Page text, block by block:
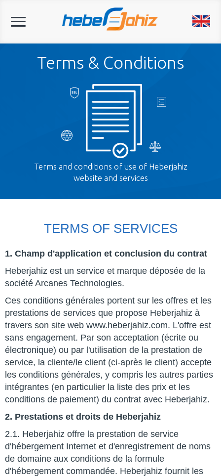
Toggle
Terms & Conditions
Terms and conditions of use of Heberjahiz
website and services
TERMS OF SERVICES
1. Champ d'application et conclusion du contrat
Heberjahiz est un service et marque déposée de la
société Arcanes Technologies.
Ces conditions générales portent sur les offres et les
prestations de services que propose Heberjahiz à
travers son site web www.heberjahiz.com. L'offre est
sans engagement. Par son acceptation (écrite ou
électronique) ou par l'utilisation de la prestation de
service, la cliente/le client (ci-après le client) accepte
les conditions générales, y compris les autres parties
intégrantes (en particulier la liste des prix et les
conditions de paiement) du contrat avec Heberjahiz.
2. Prestations et droits de Heberjahiz
2.1. Heberjahiz offre la prestation de service
d'hébergement Internet et d'enregistrement de noms
de domaine aux conditions de la formule
d'hébergement commandée. Heberjahiz fournit les